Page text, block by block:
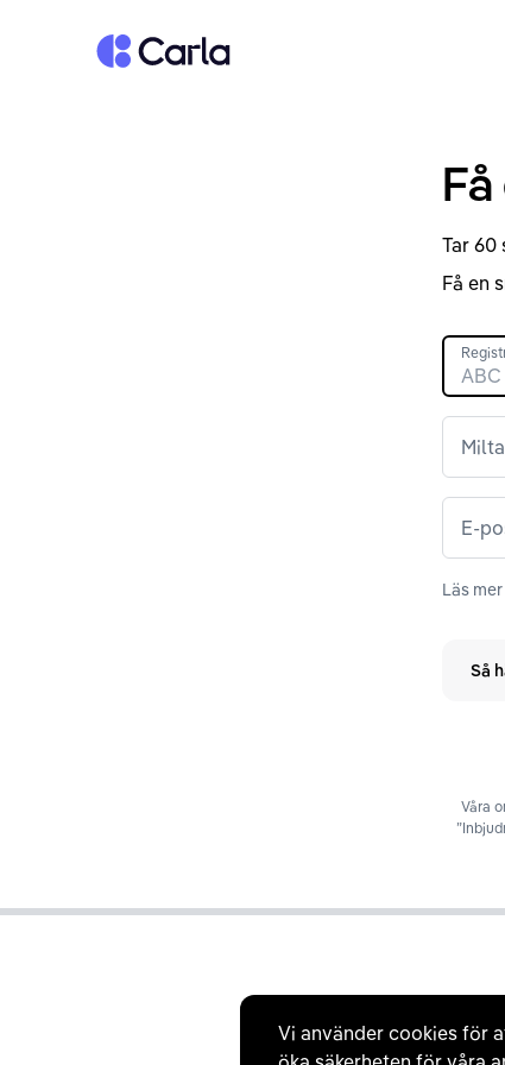
Vi använder cookies för
Tillbaka till startsidan
Tar 60
Få en
E-
Läs
Så
Våra